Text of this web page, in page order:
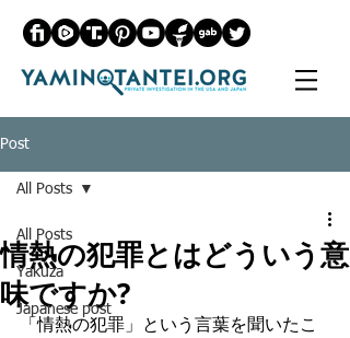
Post
All Posts
Yakuza
Japanese post
All Posts
情熱の犯罪とはどういう意
味ですか?
「情熱の犯罪」という言葉を聞いたこ